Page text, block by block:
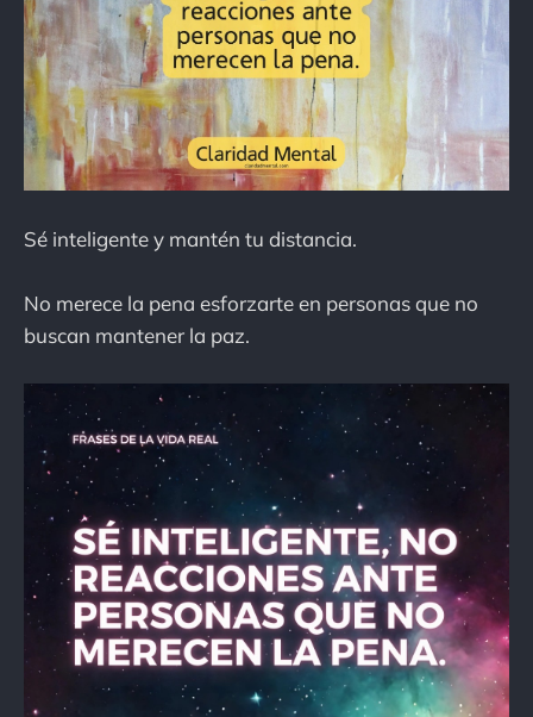
Sé inteligente y mantén tu distancia.
No merece la pena esforzarte en personas que no
buscan mantener la paz.